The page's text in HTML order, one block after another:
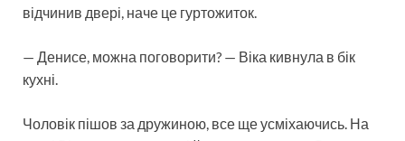
відчинив двері, наче це гуртожиток.
— Денисе, можна поговорити? — Віка кивнула в бік
кухні.
Чоловік пішов за дружиною, все ще усміхаючись. На